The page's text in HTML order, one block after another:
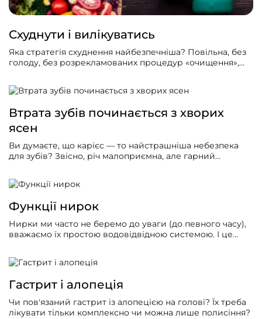
Схуднути і вилікуватись
Яка стратегія схуднення найбезпечніша? Повільна, без
голоду, без розрекламованих процедур «очищення»,
Наприклад, це можуть бути мінус 2–3 кг за 2–3 місяці.
Втрата зубів починається з хворих
ясен
Ви думаєте, що карієс — то найстрашніша небезпека
для зубів? Звісно, річ малоприємна, але гарний
візитів у клініку. А от що робити, коли зуби випадають
цілими, практично неушкодженими?
Функції нирок
Нирки ми часто не беремо до уваги (до певного часу),
вважаємо їх простою водовідвідною системою. І це
детальніше розповісти про цей орган: трішки про самі
нирки, більше — про їх хвороби і лікування.
Гастрит і алопеція
Чи пов'язаний гастрит із алопецією на голові? Їх треба
лікувати тільки комплексно чи можна лише полисіння?